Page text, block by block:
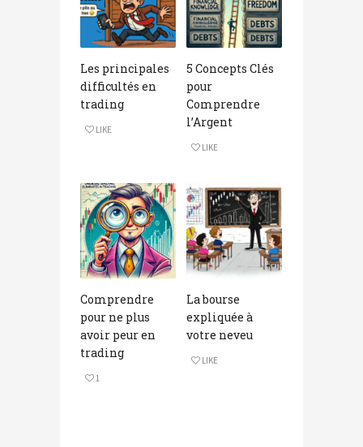
Les principales
difficultés en
trading
LIKE
5 Concepts Clés
pour
Comprendre
l’Argent
LIKE
Comprendre
pour ne plus
avoir peur en
trading
1
La bourse
expliquée à
votre neveu
LIKE